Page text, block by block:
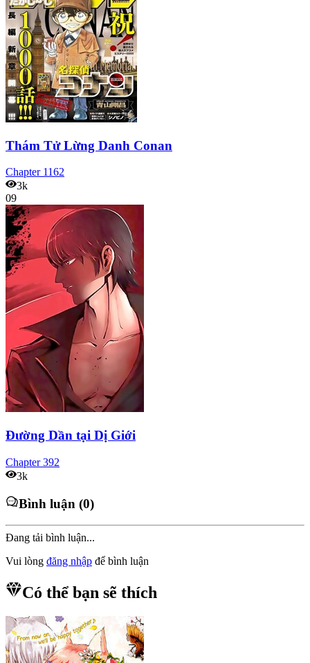
Thám Tử Lừng Danh Conan
Chapter 1162
3k
09
Đường Dần tại Dị Giới
Chapter392
3k
Bình luận (0)
Đang tải bình luận...
Vui lòng đăng nhập để bình luận
Có thể bạn sẽ thích